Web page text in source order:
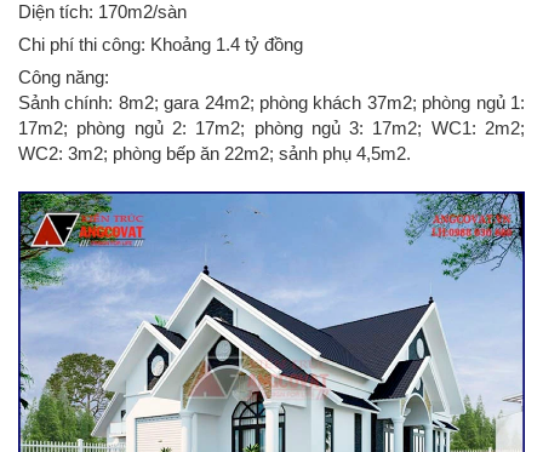
Diện tích: 170m2/sàn
Chi phí thi công: Khoảng 1.4 tỷ đồng
Công năng:
Sảnh chính: 8m2; gara 24m2; phòng khách 37m2; phòng ngủ 1:
17m2; phòng ngủ 2: 17m2; phòng ngủ 3: 17m2; WC1: 2m2;
WC2: 3m2; phòng bếp ăn 22m2; sảnh phụ 4,5m2.